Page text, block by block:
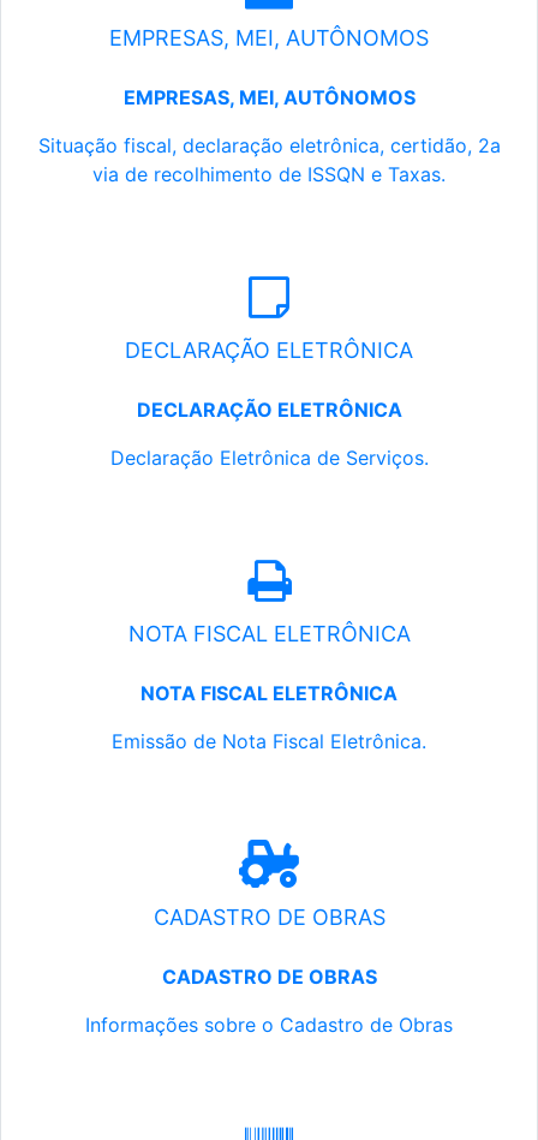
EMPRESAS, MEI, AUTÔNOMOS
EMPRESAS, MEI, AUTÔNOMOS
Situação fiscal, declaração eletrônica, certidão, 2a
via de recolhimento de ISSQN e Taxas.
DECLARAÇÃO ELETRÔNICA
DECLARAÇÃO ELETRÔNICA
Declaração Eletrônica de Serviços.
NOTA FISCAL ELETRÔNICA
NOTA FISCAL ELETRÔNICA
Emissão de Nota Fiscal Eletrônica.
CADASTRO DE OBRAS
CADASTRO DE OBRAS
Informações sobre o Cadastro de Obras